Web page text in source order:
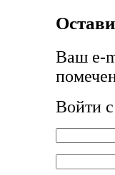
Ваш e-
Войти